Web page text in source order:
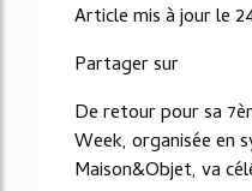
Article mis à jour le
Partager sur
De retour pour sa
Week, organisée en
Maison&Objet, va